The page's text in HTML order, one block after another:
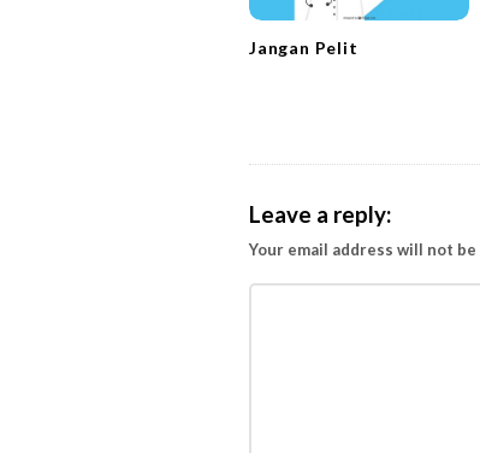
Jangan Pelit
Leave a reply:
Your email address will not